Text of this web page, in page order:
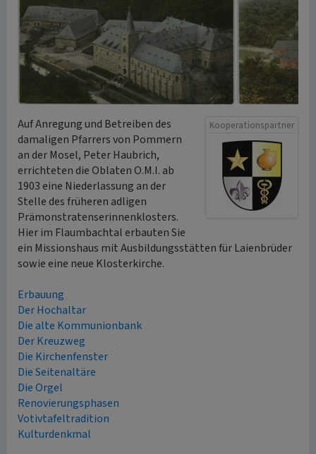
Kooperationspartner
Auf Anregung und Betreiben des
damaligen Pfarrers von Pommern
an der Mosel, Peter Haubrich,
errichteten die Oblaten O.M.I. ab
1903 eine Niederlassung an der
Stelle des früheren adligen
Prämonstratenserinnenklosters.
Hier im Flaumbachtal erbauten Sie
ein Missionshaus mit Ausbildungsstätten für Laienbrüder
sowie eine neue Klosterkirche.
Erbauung
Der Hochaltar
Die alte Kommunionbank
Der Kreuzweg
Die Kirchenfenster
Die Seitenaltäre
Die Orgel
Renovierungsphasen
Votivtafeltradition
Kulturdenkmal